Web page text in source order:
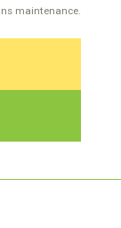
maintenance.